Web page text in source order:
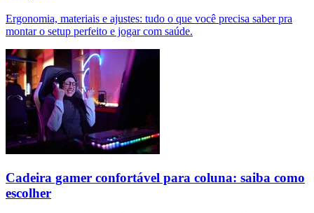
Ergonomia, materiais e ajustes: tudo o que você precisa saber pra
montar o setup perfeito e jogar com saúde.
Cadeira gamer confortável para coluna: saiba como
escolher